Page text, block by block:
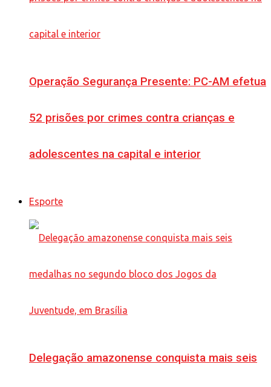
Operação Segurança Presente: PC-AM efetua
52 prisões por crimes contra crianças e
adolescentes na capital e interior
Esporte
Delegação amazonense conquista mais seis